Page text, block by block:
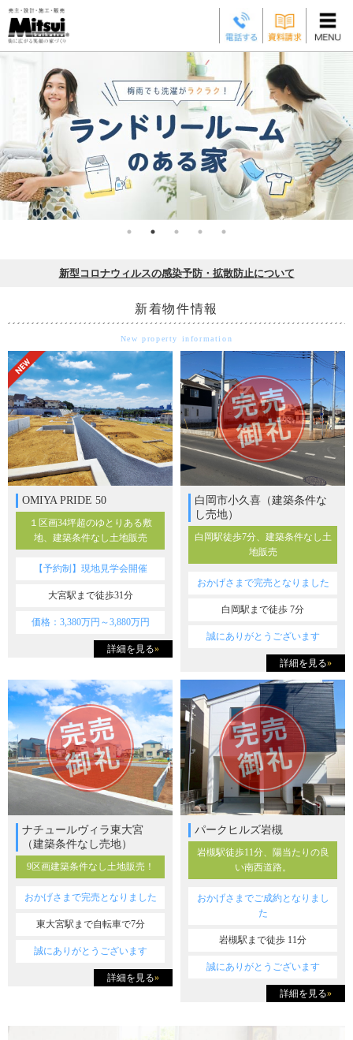
大宮・さいたま市・上尾市の新築一戸建て・新築住宅｜三井
新型コロナウィルスの感染予防・拡散防止について
新着物件情報
New property information
OMIYA PRIDE 50
１区画34坪超のゆとりある敷
地、建築条件なし土地販売
【予約制】現地見学会開催
大宮駅まで徒歩31分
価格：3,380万円～3,880万円
詳細を見る»
白岡市小久喜（建築条件な
し売地）
白岡駅徒歩7分、建築条件なし土
地販売
おかげさまで完売となりました
白岡駅まで徒歩 7分
誠にありがとうございます
詳細を見る»
ナチュールヴィラ東大宮
（建築条件なし売地）
9区画建築条件なし土地販売！
おかげさまで完売となりました
東大宮駅まで自転車で7分
誠にありがとうございます
詳細を見る»
パークヒルズ岩槻
岩槻駅徒歩11分、陽当たりの良
い南西道路。
おかげさまでご成約となりまし
た
岩槻駅まで徒歩 11分
誠にありがとうございます
詳細を見る»